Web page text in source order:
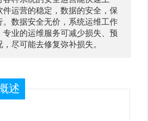
件运营的稳定，数据的安全，保
。数据安全无价，系统运维工作
专业的运维服务可减少损失、预
尽可能去修复弥补损失。
述